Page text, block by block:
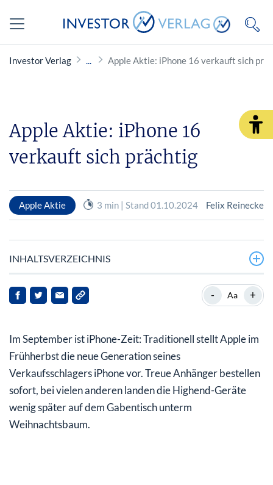
Investor Verlag Apple Aktie: iPhone 16 verkauft sich
Apple Aktie: iPhone 16
verkauft sich prächtig
Apple Aktie 3 min | Stand 01.10.2024 Felix Reinecke
INHALTSVERZEICHNIS
Starke Nachfrage beim neuesten iPhone
Apple verzichtet auf Einstieg bei OpenAI
Apple Aktie im Jahresverlauf im Plus
Analysten bestätigen Kaufempfehlungen
- Aa +
Im September ist iPhone-Zeit: Traditionell stellt Apple im
Frühherbst die neue Generation seines
Verkaufsschlagers iPhone vor. Treue Anhänger bestellen
sofort, bei vielen anderen landen die Highend-Geräte
wenig später auf dem Gabentisch unterm
Weihnachtsbaum.